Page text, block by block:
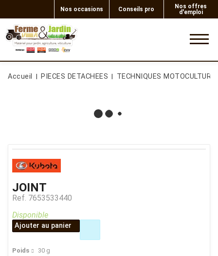
Nos occasions Conseils pro
Nos offres
d'emploi
Accueil PIECES DETACHEES TECHNIQUES MOTOCULTURE
JOINT
Ref. 7653533440
Poids 30 g
Disponible
Ajouter au panier